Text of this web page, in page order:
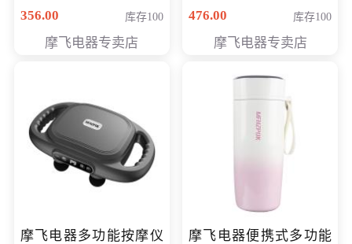
元
356.00 库存100
摩飞电器专卖店
价298元
476.00 库存100
摩飞电器专卖店
摩飞电器多功能按摩仪
摩飞电器便携式多功能